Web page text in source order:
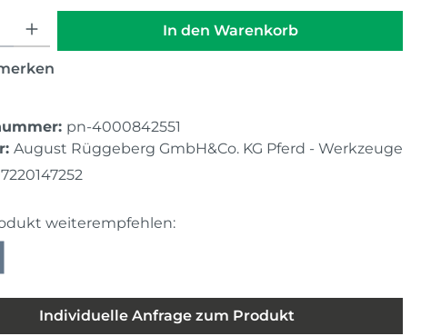
Gib den gewünschten Wert ein oder benutze die
In den Warenkorb
pn-4000842551
August Rüggeberg GmbH&Co. KG Pferd - Werkzeuge
weiterempfehlen:
Individuelle Anfrage zum Produkt